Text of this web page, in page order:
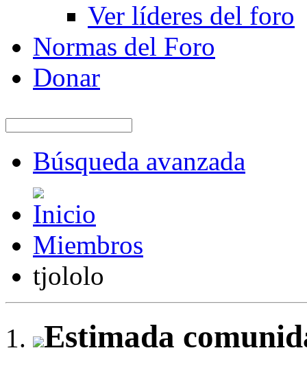
Ver líderes del foro
Normas del Foro
Donar
Búsqueda avanzada
Miembros
tjololo
Estimada